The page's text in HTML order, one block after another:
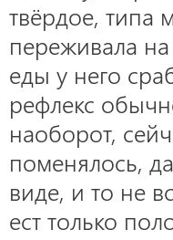
твёрдое, типа
переживала
еды у него
рефлекс
наоборот,
поменялось,
виде, и то не
ест только